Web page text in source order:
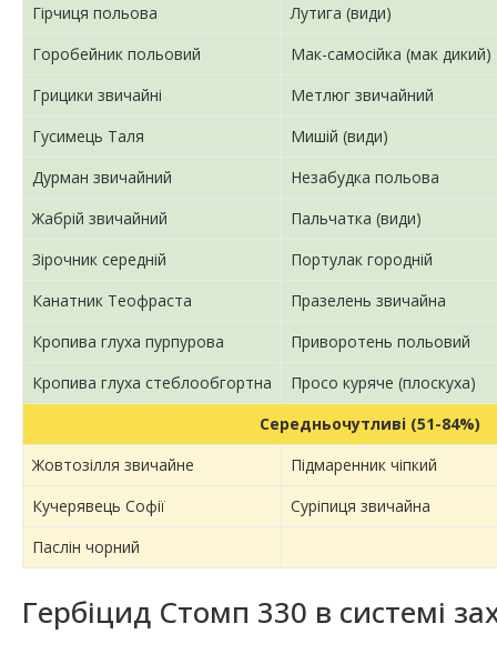
Гірчиця польова
Лутига (види)
Горобейник польовий
Мак-самосійка (мак дикий)
Грицики звичайні
Метлюг звичайний
Гусимець Таля
Мишій (види)
Дурман звичайний
Незабудка польова
Жабрій звичайний
Пальчатка (види)
Зірочник середній
Портулак городній
Канатник Теофраста
Празелень звичайна
Кропива глуха пурпурова
Приворотень польовий
Кропива глуха стеблообгортна
Просо куряче (плоскуха)
Середньочутливі (51-84%)
Жовтозілля звичайне
Підмаренник чіпкий
Кучерявець Софії
Суріпиця звичайна
Паслін чорний
Гербіцид Стомп 330 в системі